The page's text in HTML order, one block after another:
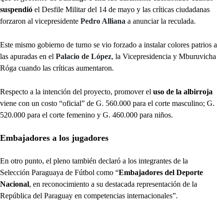
suspendió el Desfile Militar del 14 de mayo y las críticas ciudadanas
forzaron al vicepresidente Pedro Alliana a anunciar la reculada.
Este mismo gobierno de turno se vio forzado a instalar colores patrios a
las apuradas en el Palacio de López, la Vicepresidencia y Mburuvicha
Róga cuando las críticas aumentaron.
Respecto a la intención del proyecto, promover el uso de la albirroja
viene con un costo “oficial” de G. 560.000 para el corte masculino; G.
520.000 para el corte femenino y G. 460.000 para niños.
Embajadores a los jugadores
En otro punto, el pleno también declaró a los integrantes de la
Selección Paraguaya de Fútbol como “Embajadores del Deporte
Nacional, en reconocimiento a su destacada representación de la
República del Paraguay en competencias internacionales”.